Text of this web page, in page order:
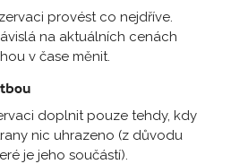
provést co nejdříve.
na aktuálních cenách
v čase měnit.
doplnit pouze tehdy, kdy
nic uhrazeno (z důvodu
je jeho součástí).